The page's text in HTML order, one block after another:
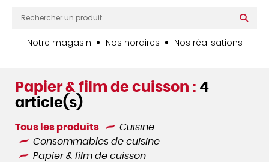
Notre magasin Nos horaires Nos réalisations
Papier & film de cuisson : 4
article(s)
Tous les produits
Cuisine
Consommables de cuisine
Papier & film de cuisson